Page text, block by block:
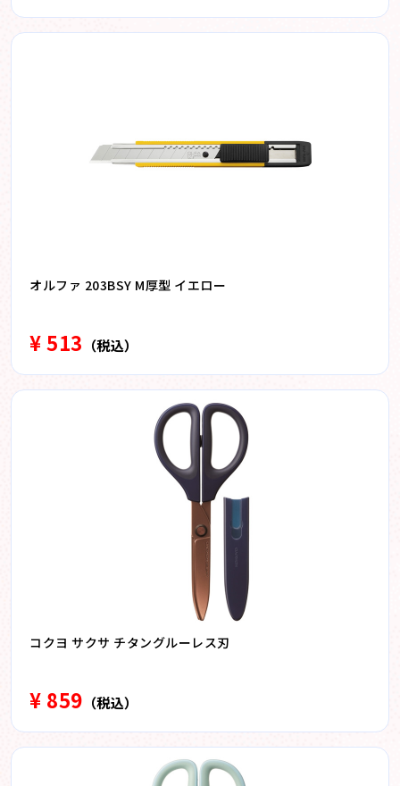
オルファ 203BSY M厚型 イエロー
¥ 513 （税込）
コクヨ サクサ チタングルーレス刃
¥ 859 （税込）